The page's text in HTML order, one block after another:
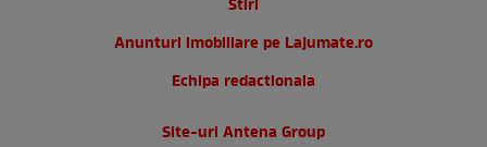
Stiri
Anunturi imobiliare pe Lajumate.ro
Echipa redactionala
Site-uri Antena Group